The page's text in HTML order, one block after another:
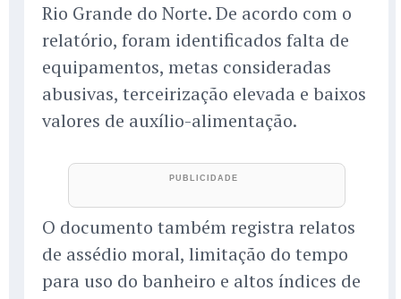
Rio Grande do Norte. De acordo com o
relatório, foram identificados falta de
equipamentos, metas consideradas
abusivas, terceirização elevada e baixos
valores de auxílio-alimentação.
O documento também registra relatos
de assédio moral, limitação do tempo
para uso do banheiro e altos índices de